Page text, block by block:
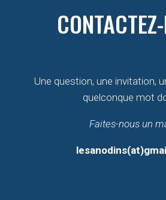
Une question, une invitation,
quelconque mot
Faites-nous un